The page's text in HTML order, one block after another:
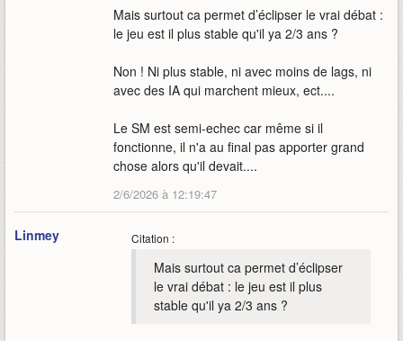
Mais surtout ca permet d’éclipser le vrai débat :
le jeu est il plus stable qu'il ya 2/3 ans ?
Non ! Ni plus stable, ni avec moins de lags, ni
avec des IA qui marchent mieux, ect....
Le SM est semi-echec car même si il
fonctionne, il n'a au final pas apporter grand
chose alors qu'il devait....
2/6/2026 à 12:19:47
Linmey Citation :
Mais surtout ca permet d’éclipser
le vrai débat : le jeu est il plus
stable qu'il ya 2/3 ans ?